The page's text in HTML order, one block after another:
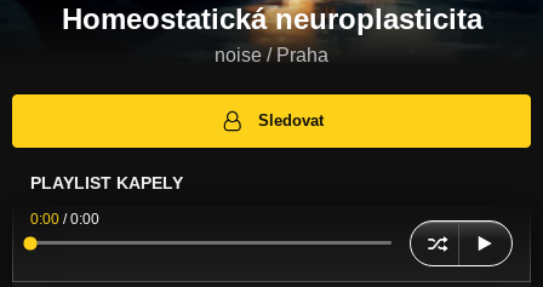
Homeostatická neuroplasticita
noise / Praha
Sledovat
PLAYLIST KAPELY
0:00 /0:00